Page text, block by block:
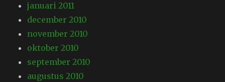
januari 2011
december 2010
november 2010
oktober 2010
september 2010
augustus 2010